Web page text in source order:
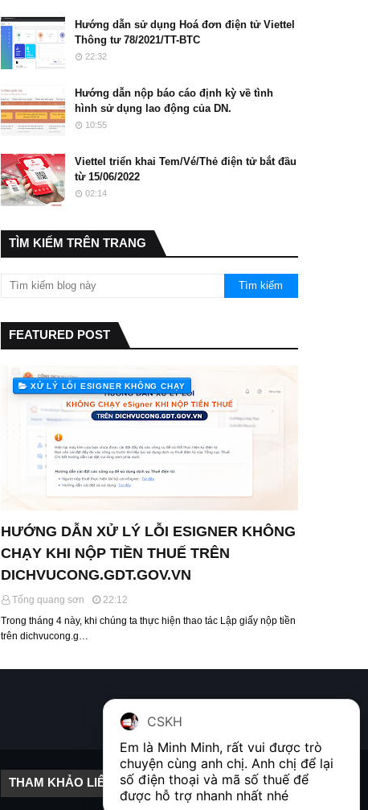
Hướng dẫn sử dụng Hoá đơn điện tử Viettel
Thông tư 78/2021/TT-BTC
22:32
Hướng dẫn nộp báo cáo định kỳ về tình
hình sử dụng lao động của DN.
10:55
Viettel triển khai Tem/Vé/Thẻ điện tử bắt đầu
từ 15/06/2022
02:14
TÌM KIẾM TRÊN TRANG
FEATURED POST
XỬ LÝ LỖI ESIGNER KHÔNG CHẠY
HƯỚNG DẪN XỬ LÝ LỖI ESIGNER KHÔNG
CHẠY KHI NỘP TIỀN THUẾ TRÊN
DICHVUCONG.GDT.GOV.VN
Tống quang sơn
22:12
Trong tháng 4 này, khi chúng ta thực hiện thao tác Lập giấy nộp tiền
trên dichvucong.g…
THAM KHẢO LIÊN KẾT
CSKH
Em là Minh Minh, rất vui được trò
chuyện cùng anh chị. Anh chị để lại
số điện thoại và mã số thuế để
được hỗ trợ nhanh nhất nhé